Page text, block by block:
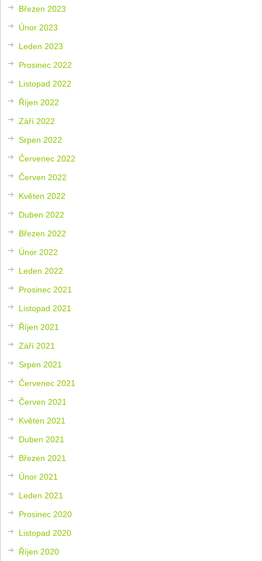
Březen 2023
Únor 2023
Leden 2023
Prosinec 2022
Listopad 2022
Říjen 2022
Září 2022
Srpen 2022
Červenec 2022
Červen 2022
Květen 2022
Duben 2022
Březen 2022
Únor 2022
Leden 2022
Prosinec 2021
Listopad 2021
Říjen 2021
Září 2021
Srpen 2021
Červenec 2021
Červen 2021
Květen 2021
Duben 2021
Březen 2021
Únor 2021
Leden 2021
Prosinec 2020
Listopad 2020
Říjen 2020